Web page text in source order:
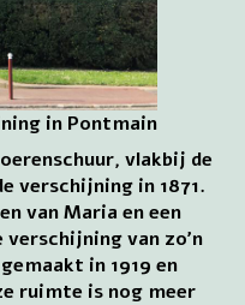
in Pontmain
vlakbij de
verschijning in 1871.
van Maria en een
van zo’n
in 1919 en
ruimte is nog meer